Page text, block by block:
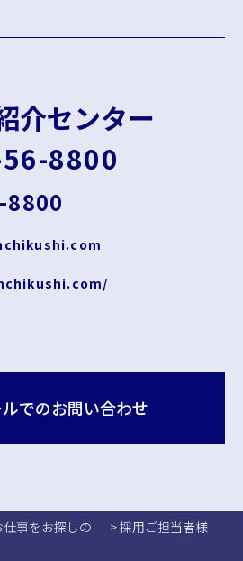
介センター
8800
8800
ルでのお問い合わせ
仕事をお探しの > 採用ご担当者様